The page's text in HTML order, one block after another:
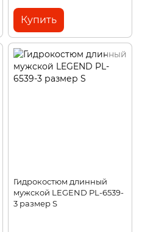
Купить
Гидрокостюм длинный
мужской LEGEND PL-6539-
3 размер S